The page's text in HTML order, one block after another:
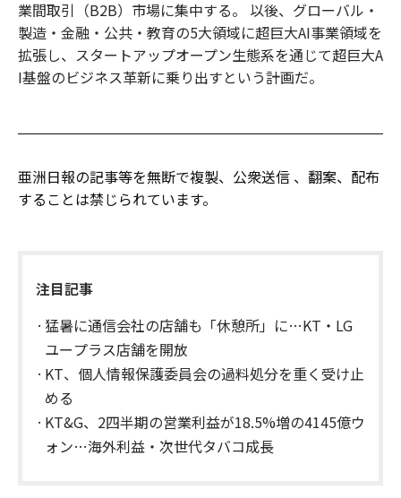
業間取引（B2B）市場に集中する。 以後、グローバル・
製造・金融・公共・教育の5大領域に超巨大AI事業領域を
拡張し、スタートアップオープン生態系を通じて超巨大A
I基盤のビジネス革新に乗り出すという計画だ。
亜洲日報の記事等を無断で複製、公衆送信 、翻案、配布
することは禁じられています。
注目記事
猛暑に通信会社の店舗も「休憩所」に…KT・LG
ユープラス店舗を開放
KT、個人情報保護委員会の過料処分を重く受け止
める
KT&G、2四半期の営業利益が18.5%増の4145億ウ
ォン…海外利益・次世代タバコ成長